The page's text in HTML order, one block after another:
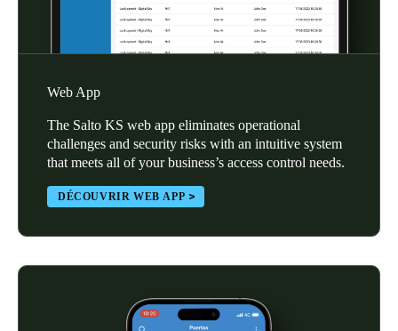
Português
Italiano
Russia
Russian
Poland
Web App
The Salto KS web app eliminates operational
challenges and security risks with an intuitive system
that meets all of your business’s access control needs.
DÉCOUVRIR WEB APP